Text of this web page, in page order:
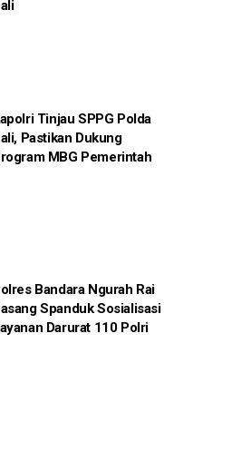
Tinjau SPPG Polda
Pastikan Dukung
MBG Pemerintah
Bandara Ngurah Rai
Spanduk Sosialisasi
Darurat 110 Polri